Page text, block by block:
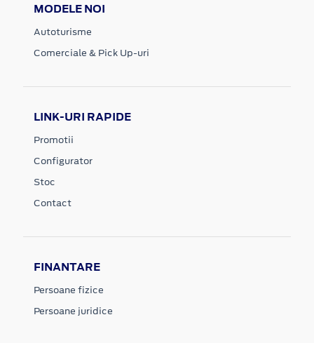
MODELE NOI
Autoturisme
Comerciale & Pick Up-uri
LINK-URI RAPIDE
Promotii
Configurator
Stoc
Contact
FINANTARE
Persoane fizice
Persoane juridice